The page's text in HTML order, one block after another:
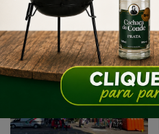
Artigos relacionados